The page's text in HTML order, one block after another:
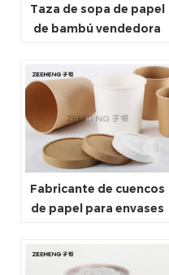
Taza de sopa de papel
de bambú vendedora
papel y la tapa plástica
Fabricante de cuencos
de papel para envases
compostable